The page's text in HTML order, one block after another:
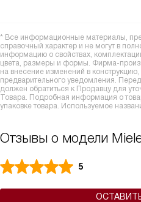
* Все информационные материалы,
справочный характер и не могут в
информацию о свойствах,
цвета, размеры и формы. Фирма-
на внесение изменений в
предварительного уведомления.
должен обратиться к Продавцу для
Товара. Подробная информация о
упаковке товара. Используемое
Отзывы о модели
5